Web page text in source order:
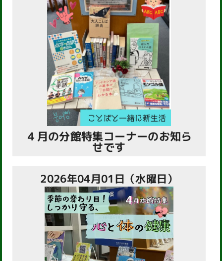
４月の分館特集コーナーのお知ら
せです
2026年04月01日（水曜日）